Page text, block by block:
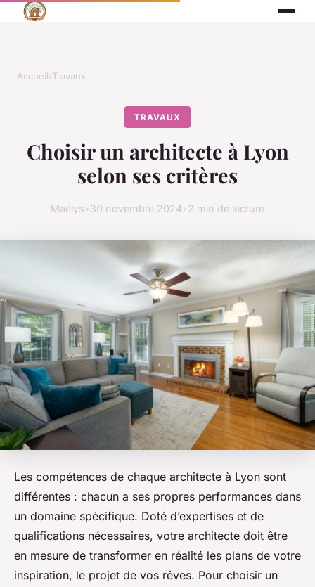
Accueil›Travaux
TRAVAUX
Choisir un architecte à Lyon
selon ses critères
Maëlys 30 novembre 2024 2 min de lecture
Les compétences de chaque architecte à Lyon sont
différentes : chacun a ses propres performances dans
un domaine spécifique. Doté d’expertises et de
qualifications nécessaires, votre architecte doit être
en mesure de transformer en réalité les plans de votre
inspiration, le projet de vos rêves. Pour choisir un